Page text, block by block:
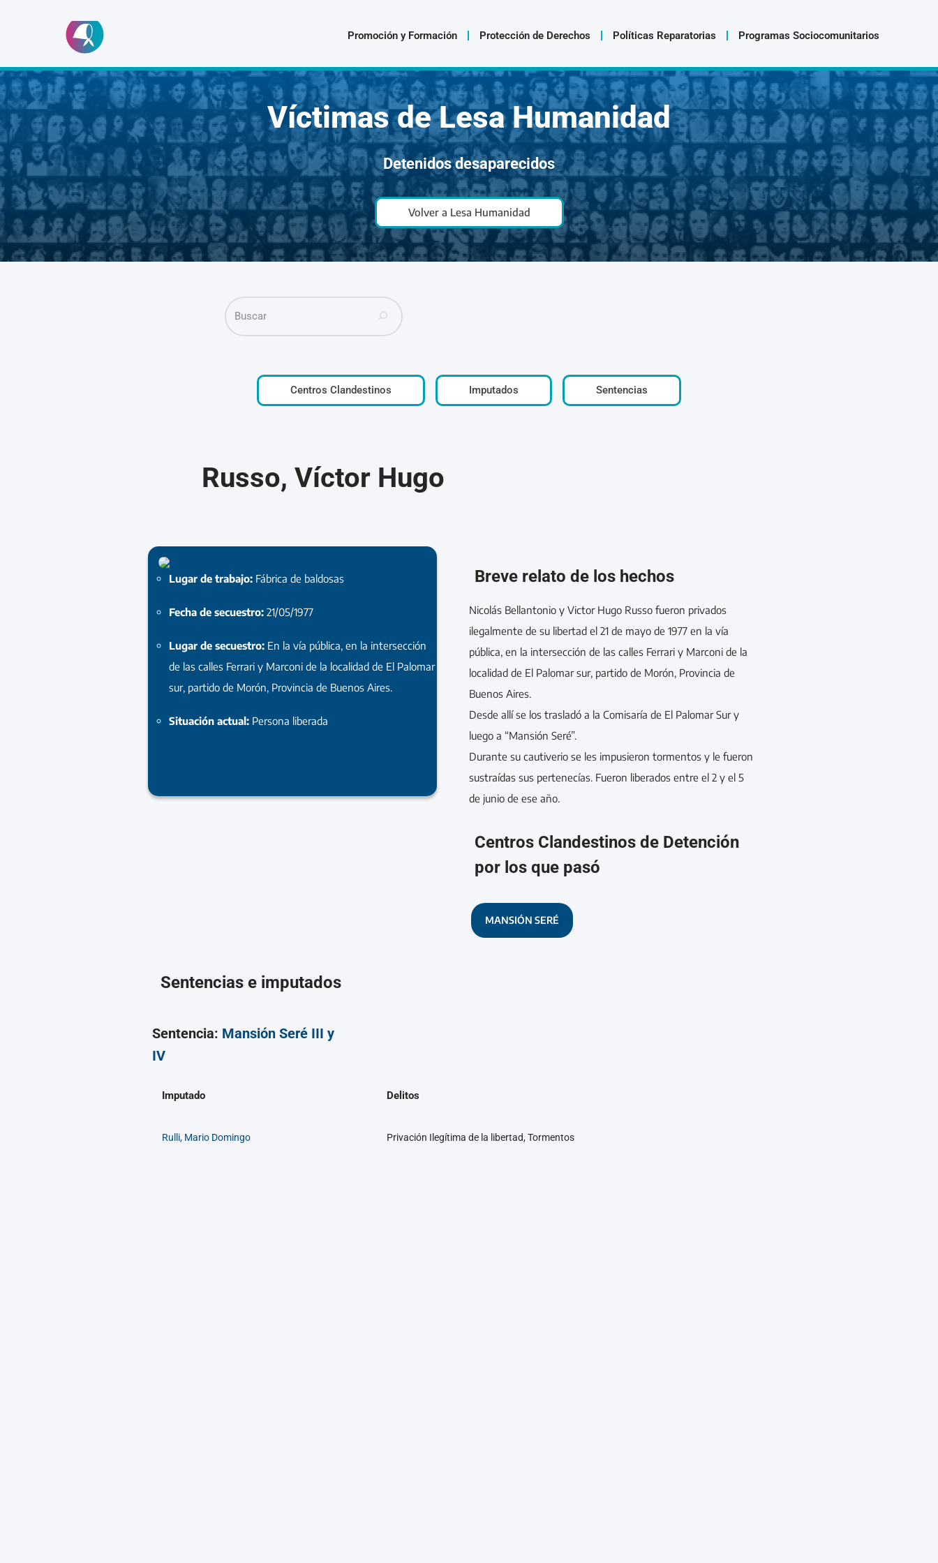
al
contenido
Promoción y Formación Protección de Derechos Políticas Reparatorias Programas Sociocomunitarios
Víctimas de Lesa Humanidad
Detenidos desaparecidos
Volver a Lesa Humanidad
Centros Clandestinos Imputados Sentencias
Russo, Víctor Hugo
Lugar de trabajo: Fábrica de baldosas
Fecha de secuestro:21/05/1977
Lugar de secuestro: En la vía pública, en la intersección
de las calles Ferrari y Marconi de la localidad de El Palomar
sur, partido de Morón, Provincia de Buenos Aires.
Situación actual: Persona liberada
Breve relato de los hechos
Nicolás Bellantonio y Victor Hugo Russo fueron privados
ilegalmente de su libertad el 21 de mayo de 1977 en la vía
pública, en la intersección de las calles Ferrari y Marconi de la
localidad de El Palomar sur, partido de Morón, Provincia de
Buenos Aires.
Desde allí se los trasladó a la Comisaría de El Palomar Sur y
luego a “Mansión Seré”.
Durante su cautiverio se les impusieron tormentos y le fueron
sustraídas sus pertenecías. Fueron liberados entre el 2 y el 5
de junio de ese año.
Centros Clandestinos de Detención
por los que pasó
MANSIÓN SERÉ
Sentencias e imputados
Sentencia: Mansión Seré III y
IV
Imputado Delitos
Rulli, Mario Domingo Privación Ilegítima de la libertad, Tormentos